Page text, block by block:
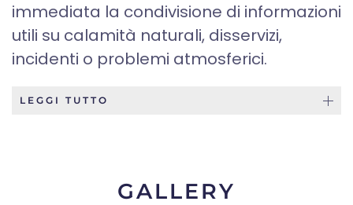
immediata la condivisione di informazioni
utili su calamità naturali, disservizi,
incidenti o problemi atmosferici.
LEGGI TUTTO
GALLERY